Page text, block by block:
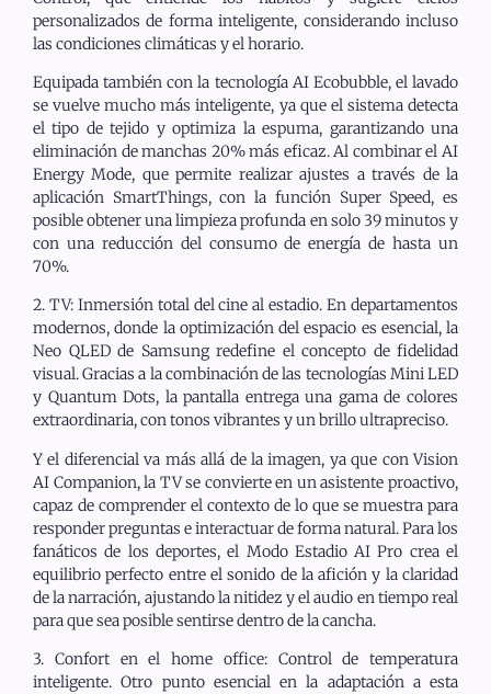
personalizados de forma inteligente, considerando incluso
las condiciones climáticas y el horario.
Equipada también con la tecnología AI Ecobubble, el lavado
se vuelve mucho más inteligente, ya que el sistema detecta
el tipo de tejido y optimiza la espuma, garantizando una
eliminación de manchas 20% más eficaz. Al combinar el AI
Energy Mode, que permite realizar ajustes a través de la
aplicación SmartThings, con la función Super Speed, es
posible obtener una limpieza profunda en solo 39 minutos y
con una reducción del consumo de energía de hasta un
70%.
2. TV: Inmersión total del cine al estadio. En departamentos
modernos, donde la optimización del espacio es esencial, la
Neo QLED de Samsung redefine el concepto de fidelidad
visual. Gracias a la combinación de las tecnologías Mini LED
y Quantum Dots, la pantalla entrega una gama de colores
extraordinaria, con tonos vibrantes y un brillo ultrapreciso.
Y el diferencial va más allá de la imagen, ya que con Vision
AI Companion, la TV se convierte en un asistente proactivo,
capaz de comprender el contexto de lo que se muestra para
responder preguntas e interactuar de forma natural. Para los
fanáticos de los deportes, el Modo Estadio AI Pro crea el
equilibrio perfecto entre el sonido de la afición y la claridad
de la narración, ajustando la nitidez y el audio en tiempo real
para que sea posible sentirse dentro de la cancha.
3. Confort en el home office: Control de temperatura
inteligente. Otro punto esencial en la adaptación a esta